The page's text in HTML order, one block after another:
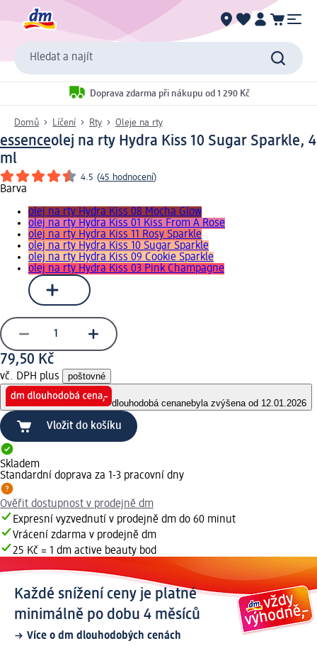
Hledat a najít
Doprava zdarma při nákupu od 1 290 Kč
Domů Líčení Rty Oleje na rty
essenceolej na rty Hydra Kiss 10 Sugar Sparkle, 4
ml
4.5 (45 hodnocení)
Barva
olej na rty Hydra Kiss 08 Mocha Glow
olej na rty Hydra Kiss 01 Kiss From A Rose
olej na rty Hydra Kiss 11 Rosy Sparkle
olej na rty Hydra Kiss 10 Sugar Sparkle
olej na rty Hydra Kiss 09 Cookie Sparkle
olej na rty Hydra Kiss 03 Pink Champagne
79,50 Kč
vč. DPH plus poštovné
dlouhodobá cenanebyla zvýšena od 12.01.2026
Vložit do košíku
Skladem
Standardní doprava za 1-3 pracovní dny
Ověřit dostupnost v prodejně dm
Expresní vyzvednutí v prodejně dm do 60 minut
Vrácení zdarma v prodejně dm
25 Kč = 1 dm active beauty bod
Každé snížení ceny je platné
minimálně po dobu 4 měsíců
Více o dm dlouhodobých cenách